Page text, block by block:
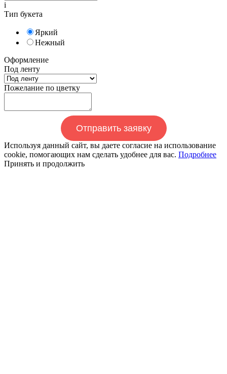
i
Тип букета
Яркий
Нежный
Оформление
Под ленту
Пожелание по цветку
Отправить заявку
Используя данный сайт, вы даете согласие на использование
cookie, помогающих нам сделать удобнее для вас. Подробнее
Принять и продолжить